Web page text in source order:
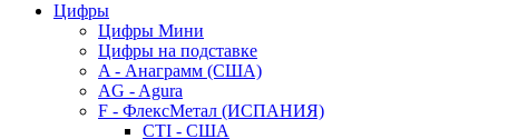
Цифры
Цифры Мини
Цифры на подставке
A - Анаграмм (США)
AG - Agura
F - ФлексМетал (ИСПАНИЯ)
CTI - США